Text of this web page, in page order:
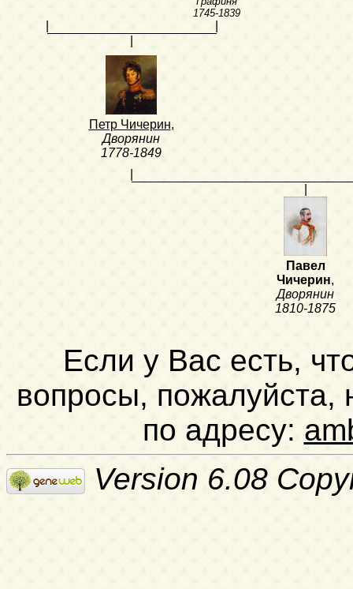
1745-1839
Петр Чичерин,
Дворянин
1778-1849
Павел
Чичерин,
Дворянин
1810-1875
Если у Вас есть,
вопросы, пожалуйста,
по адресу:
Version 6.08